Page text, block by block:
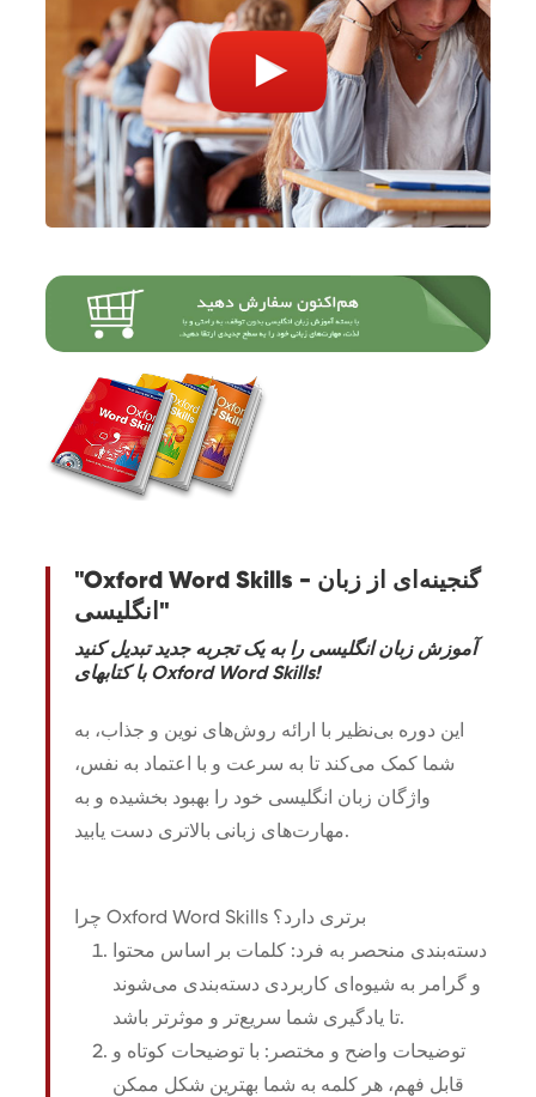
"Oxford Word Skills - گنجینه‌ای از زبان
انگلیسی"
آموزش زبان انگلیسی را به یک تجربه جدید تبدیل کنید
با کتابهای Oxford Word Skills!
این دوره بی‌نظیر با ارائه روش‌های نوین و جذاب، به
شما کمک می‌کند تا به سرعت و با اعتماد به نفس،
واژگان زبان انگلیسی خود را بهبود بخشیده و به
مهارت‌های زبانی بالاتری دست یابید.
چرا Oxford Word Skills برتری دارد؟
دسته‌بندی منحصر به فرد: کلمات بر اساس محتوا
و گرامر به شیوه‌ای کاربردی دسته‌بندی می‌شوند
تا یادگیری شما سریع‌تر و موثرتر باشد.
توضیحات واضح و مختصر: با توضیحات کوتاه و
قابل فهم، هر کلمه به شما بهترین شکل ممکن